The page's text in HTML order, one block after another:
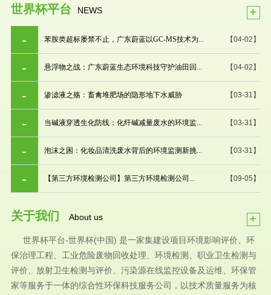
世界杯平台 NEWS +
【04-02】
苯胺类超标屡禁不止，广东蔚蓝以GC-MS技术为...
【04-02】
悬浮物之战：广东蔚蓝生态环境科技守护油田回...
【03-31】
渗滤液之殇：畜禽堆肥场的隐形地下水威胁
【03-31】
当碱液穿透生化防线：化纤碱减量废水的环境监...
【03-31】
泡沫之困：化妆品清洗废水背后的环境监测新挑...
【09-05】
【第三方环境检测公司】第三方环境检测公司...
关于我们 About us +
世界杯平台-世界杯(中国) 是一家集建设项目环境影响评价、环
保治理工程、工业危险废物回收处理、环境检测、职业卫生检测与
评价、放射卫生检测与评价、污染源在线监控设备及运维、环保管
家等服务于一体的综合性环保科技服务公司，以技术质量服务为核